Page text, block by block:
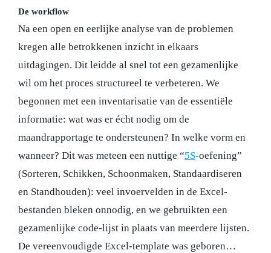
De workflow
Na een open en eerlijke analyse van de problemen
kregen alle betrokkenen inzicht in elkaars
uitdagingen. Dit leidde al snel tot een gezamenlijke
wil om het proces structureel te verbeteren. We
begonnen met een inventarisatie van de essentiële
informatie: wat was er écht nodig om de
maandrapportage te ondersteunen? In welke vorm en
wanneer? Dit was meteen een nuttige “5S-oefening”
(Sorteren, Schikken, Schoonmaken, Standaardiseren
en Standhouden): veel invoervelden in de Excel-
bestanden bleken onnodig, en we gebruikten een
gezamenlijke code-lijst in plaats van meerdere lijsten.
De vereenvoudigde Excel-template was geboren…